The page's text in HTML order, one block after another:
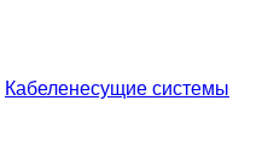
Кабеленесущие системы